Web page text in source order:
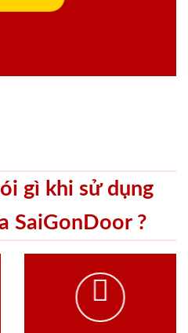
gì khi sử dụng
SaiGonDoor ?